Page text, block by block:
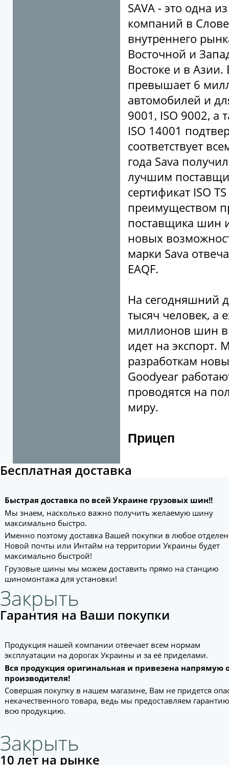
SAVA - это одна
компаний в
внутреннего
Восточной и
Востоке и в
превышает 6
автомобилей и
9001, ISO 9002, а
ISO 14001
соответствует
года Sava
лучшим
сертификат ISO
преимуществом
поставщика шин
новых
марки Sava
EAQF.
На сегодняшний
тысяч человек, а
миллионов шин в
идет на экспорт.
разработкам
Goodyear
проводятся на
миру.
Прицеп
Бесплатная доставка
Быстрая доставка по всей Украине грузовых шин!!
Мы знаем, насколько важно получить желаемую шину
максимально быстро.
Именно поэтому доставка Вашей покупки в любое
Новой почты или Интайм на территории Украины будет
максимально быстрой!
Грузовые шины мы можем доставить прямо на станцию
шиномонтажа для установки!
Закрыть
Гарантия на Ваши покупки
Продукция нашей компании отвечает всем нормам
эксплуатации на дорогах Украины и за её приделами.
Вся продукция оригинальная и привезена напрямую
производителя!
Совершая покупку в нашем магазине, Вам не придется
некачественного товара, ведь мы предоставляем
всю продукцию.
Закрыть
10 лет на рынке